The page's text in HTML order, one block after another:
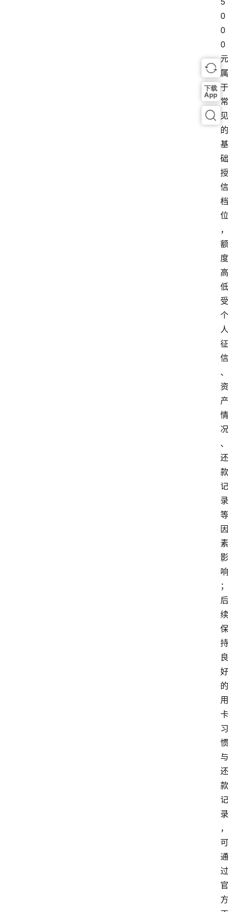
0
0
0
元
属
于
常
见
的
基
础
授
信
档
位
，
额
度
高
低
受
个
人
征
信
、
资
产
情
况
、
还
款
记
录
等
因
素
影
响
；
后
续
保
持
良
好
的
用
卡
习
惯
与
还
款
记
录
，
可
通
过
官
方
下载
App